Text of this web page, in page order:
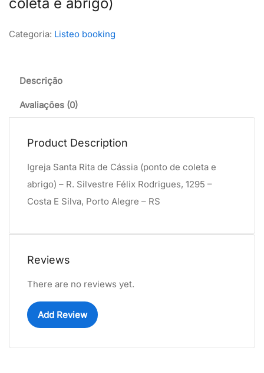
Categoria: Listeo booking
Descrição
Avaliações (0)
Product Description
Igreja Santa Rita de Cássia (ponto de coleta e
abrigo) – R. Silvestre Félix Rodrigues, 1295 –
Costa E Silva, Porto Alegre – RS
Reviews
There are no reviews yet.
Add Review